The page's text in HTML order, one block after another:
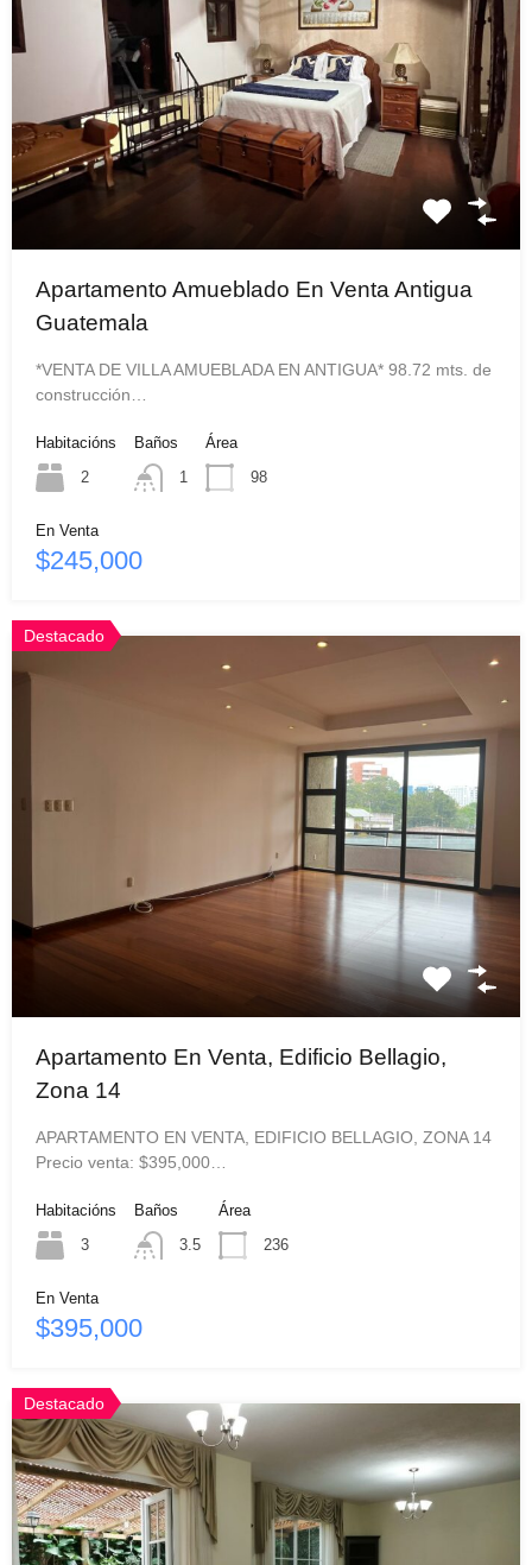
Apartamento Amueblado En Venta Antigua
Guatemala
*VENTA DE VILLA AMUEBLADA EN ANTIGUA* 98.72 mts. de
construcción…
Habitacións
2
Baños
1
Área
98
En Venta
$245,000
Destacado
Apartamento En Venta, Edificio Bellagio,
Zona 14
APARTAMENTO EN VENTA, EDIFICIO BELLAGIO, ZONA 14
Precio venta: $395,000…
Habitacións
3
Baños
3.5
Área
236
En Venta
$395,000
Destacado